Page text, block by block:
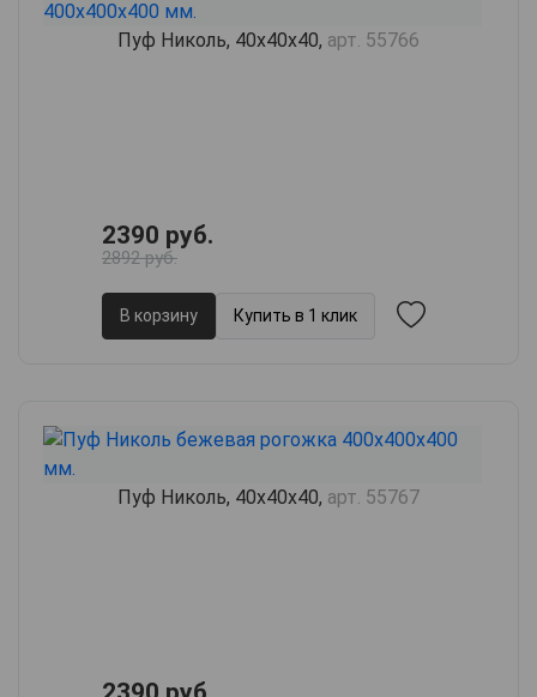
Пуф Николь, 40х40х40, арт. 55766
2390 руб.
2892 руб.
В корзину Купить в 1 клик
Пуф Николь, 40х40х40, арт. 55767